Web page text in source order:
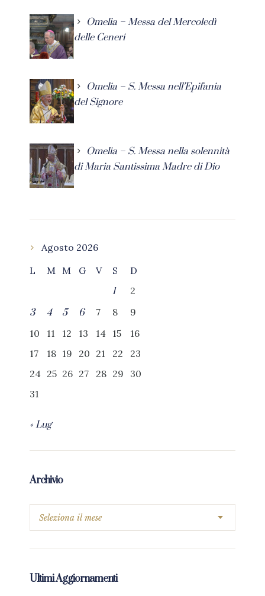
Omelia – Messa del Mercoledì
delle Ceneri
Omelia – S. Messa nell’Epifania
del Signore
Omelia – S. Messa nella solennità
di Maria Santissima Madre di Dio
Agosto 2026
L
M M G V S
D
1
2
3
4 5 6 7 8
9
10
11 12 13 14 15
16
17
18 19 20 21 22
23
24 25 26 27 28 29
30
31
« Lug
Archivio
Ultimi Aggiornamenti